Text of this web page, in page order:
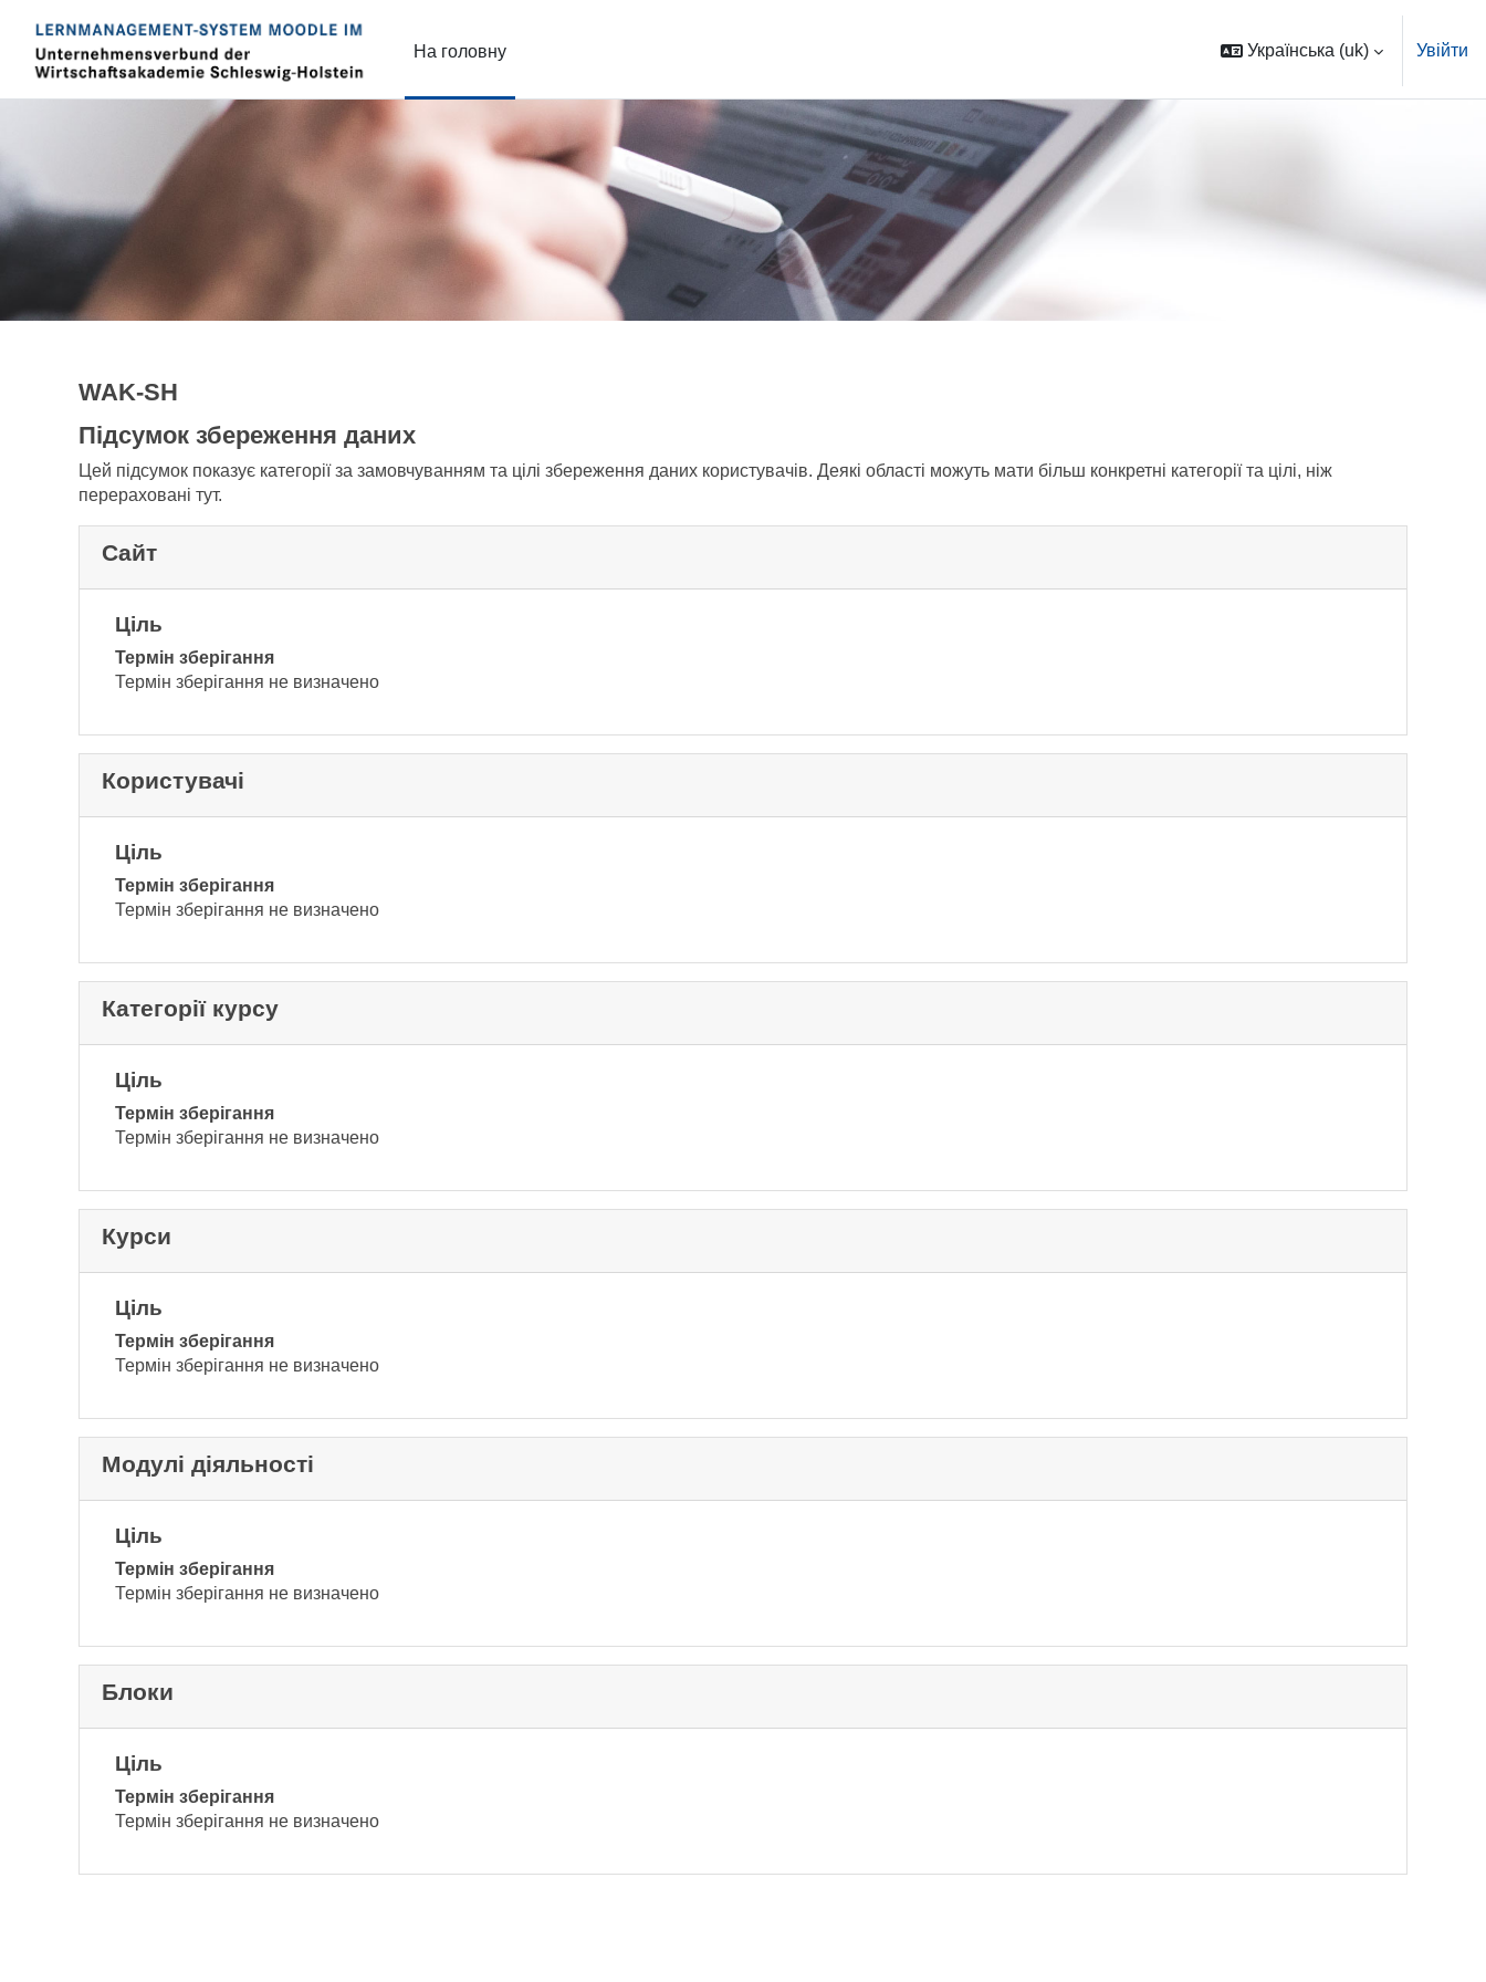
На головну Українська ‎(uk)‎ Увійти
WAK-SH
Підсумок збереження даних
Цей підсумок показує категорії за замовчуванням та цілі збереження даних користувачів. Деякі області можуть мати більш конкретні категорії та цілі, ніж
перераховані тут.
Сайт
Ціль
Термін зберігання
Термін зберігання не визначено
Користувачі
Ціль
Термін зберігання
Термін зберігання не визначено
Категорії курсу
Ціль
Термін зберігання
Термін зберігання не визначено
Курси
Ціль
Термін зберігання
Термін зберігання не визначено
Модулі діяльності
Ціль
Термін зберігання
Термін зберігання не визначено
Блоки
Ціль
Термін зберігання
Термін зберігання не визначено